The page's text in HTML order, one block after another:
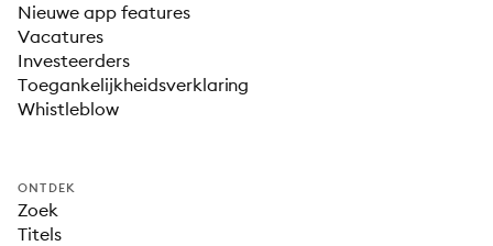
Nieuwe app features
Vacatures
Investeerders
Toegankelijkheidsverklaring
Whistleblow
ONTDEK
Zoek
Titels